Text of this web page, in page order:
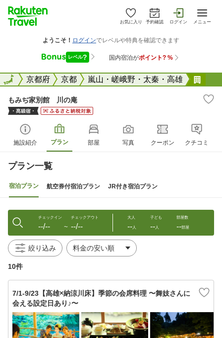
お気に入り 予約確認 ログイン メニュー
全国京都府 京都 嵐山・嵯峨野・太秦・高雄
全国
もみぢ家別館 川の庵
施設紹介 プラン 部屋 写真 クーポン クチコミ
プラン一覧
宿泊プラン 航空券付宿泊プラン JR付き宿泊プラン
チェックイン
--/-- 〜
チェックアウト
--/--
大人
--人
子ども
--人
部屋数
--部屋
絞り込み
10件
7/1-9/23【高雄×納涼川床】季節の会席料理 〜舞妓さんに
会える設定日あり♪〜